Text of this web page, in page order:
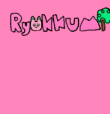
RYOKKUMi